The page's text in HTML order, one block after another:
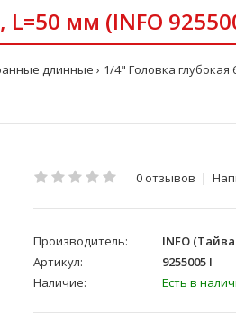
мм (INFO
длинные 1/4" Головка глубокая
0 отзывов |
Производитель:
INFO
Артикул:
9255005 I
Наличие:
Есть в